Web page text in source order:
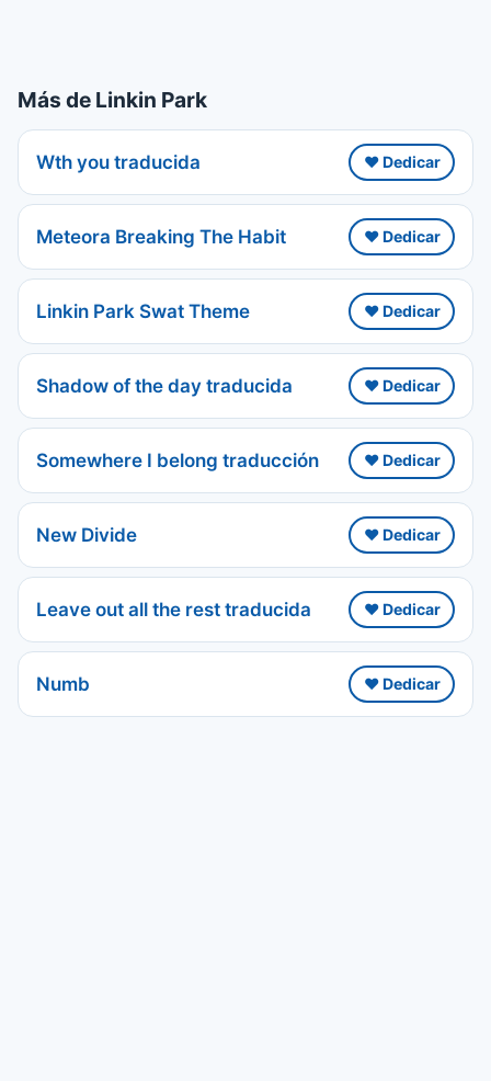
Más de Linkin Park
Wth you traducida ❤️ Dedicar
Meteora Breaking The Habit ❤️ Dedicar
Linkin Park Swat Theme ❤️ Dedicar
Shadow of the day traducida ❤️ Dedicar
Somewhere I belong traducción ❤️ Dedicar
New Divide ❤️ Dedicar
Leave out all the rest traducida ❤️ Dedicar
Numb ❤️ Dedicar